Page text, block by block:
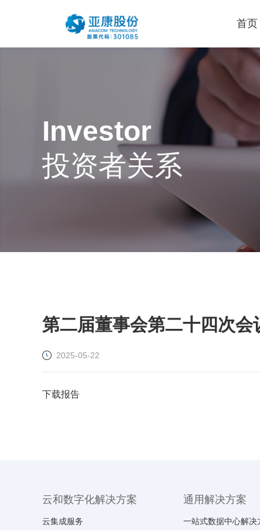
首页
私有云建设服务
混合云管理服务
远程办公解决方案
视频会议解决方案
Investor
投资者关系
第二届董事会第二十四次会
2025-05-22
下载报告
云和数字化解决方案
云集成服务
通用解决方案
一站式数据中心解决